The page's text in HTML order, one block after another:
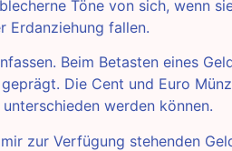
Töne von sich, wenn
Erdanziehung fallen.
Beim Betasten eines
Die Cent und Euro
werden können.
zur Verfügung stehenden